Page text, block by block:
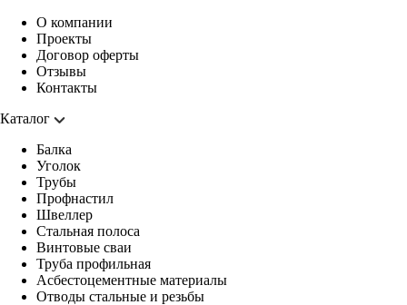
О компании
Проекты
Договор оферты
Отзывы
Контакты
Каталог
Балка
Уголок
Трубы
Профнастил
Швеллер
Стальная полоса
Винтовые сваи
Труба профильная
Асбестоцементные материалы
Отводы стальные и резьбы